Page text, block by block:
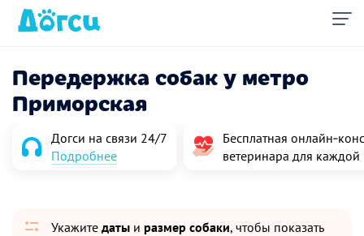
Передержка собак у метро
Приморская
Догси на связи 24/7
Подробнее
Бесплатная
ветеринара для
Укажите даты и размер собаки, чтобы показать